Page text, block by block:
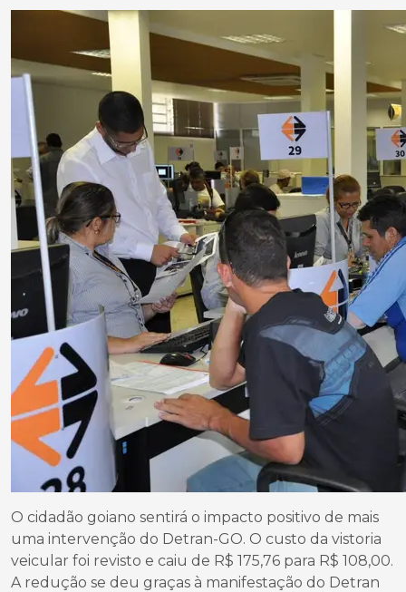
O cidadão goiano sentirá o impacto positivo de mais
uma intervenção do Detran-GO. O custo da vistoria
veicular foi revisto e caiu de R$ 175,76 para R$ 108,00.
A redução se deu graças à manifestação do Detran